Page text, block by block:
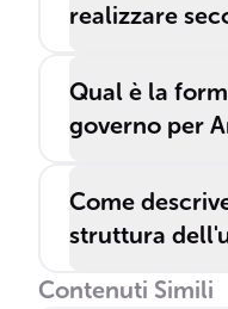
realizzare
Qual è la
governo per
Come
struttura
Contenuti Simili